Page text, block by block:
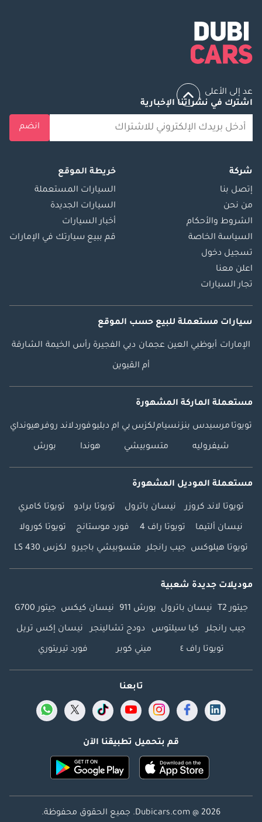
عد إلى الأعلى
اشترك في نشراتنا الإخبارية
انضم
شركة
إتصل بنا
من نحن
الشروط والأحكام
السياسة الخاصة
تسجيل دخول
اعلن معنا
تجار السيارات
خريطة الموقع
السيارات المستعملة
السيارات الجديدة
أخبار السيارات
قم ببيع سيارتك في الإمارات
سيارات مستعملة للبيع حسب الموقع
الإمارات أبوظبي العين عجمان دبي الفجيرة رأس الخيمة الشارقة
أم القيوين
مستعملة الماركة المشهورة
تويوتا مرسيدس بنزنسياملكزس بي ام دبليوفوردلاند روفرهيونداي
شيفروليه متسوبيشي هوندا بورش
مستعملة الموديل المشهورة
تويوتا لاند كروزر نيسان باترول تويوتا برادو تويوتا كامري
نيسان ألتيما تويوتا راف 4 فورد موستانج تويوتا كورولا
تويوتا هيلوكس جيب رانجلر متسوبيشي باجيرو لكزس LS 430
موديلات جديدة شعبية
جيتور T2 نيسان باترول بورش 911 نيسان كيكس جيتور G700
جيب رانجلر كيا سيلتوس دودج تشالينجر نيسان إكس تريل
تويوتا راف ٤ ميني كوبر فورد تيريتوري
تابعنا
قم بتحميل تطبيقنا الآن
Dubicars.com @ 2026. جميع الحقوق محفوظة.